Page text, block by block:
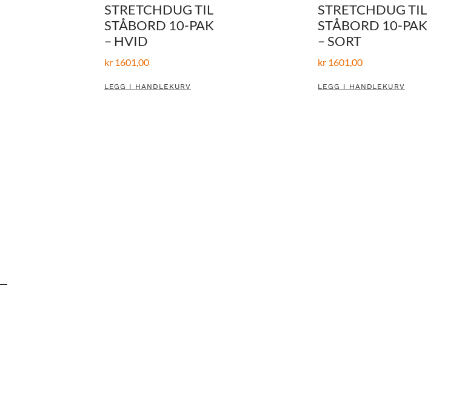
STRETCHDUG TIL
STÅBORD 10-PAK
– HVID
kr1601,00
LEGG I HANDLEKURV
STRETCHDUG TIL
STÅBORD 10-PAK
– SORT
kr 1601,00
LEGG I HANDLEKURV